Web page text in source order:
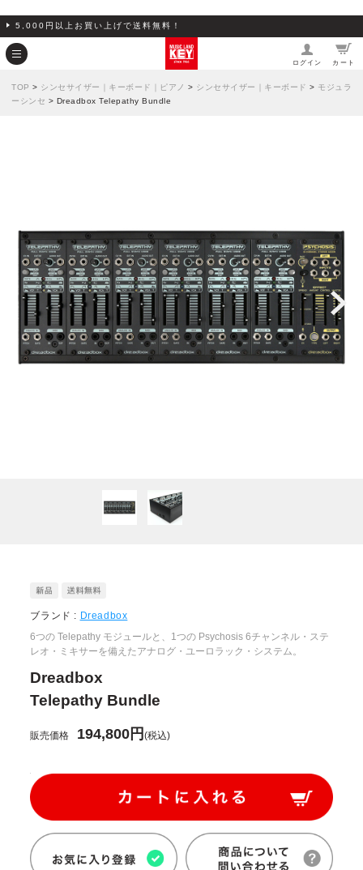
5,000円以上お買い上げで送料無料！
ログイン カート
TOP > シンセサイザー｜キーボード｜ピアノ > シンセサイザー｜キーボード > モジュラ
ーシンセ > Dreadbox Telepathy Bundle
ブランド : Dreadbox
6つの Telepathy モジュールと、1つの Psychosis 6チャンネル・ステ
レオ・ミキサーを備えたアナログ・ユーロラック・システム。
Dreadbox
Telepathy Bundle
販売価格 194,800円(税込)